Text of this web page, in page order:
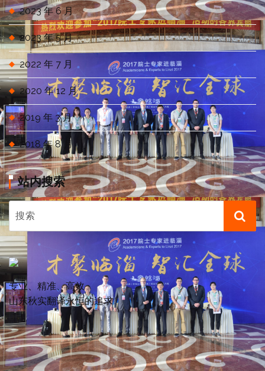
2023 年 6 月
2023 年 5 月
2022 年 7 月
2020 年 12 月
2019 年 3 月
2018 年 8 月
站内搜索
专业、精准、高效
山东秋实翻译永恒的追求